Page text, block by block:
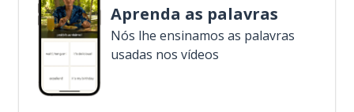
Aprenda as palavras
Nós lhe ensinamos as palavras
usadas nos vídeos